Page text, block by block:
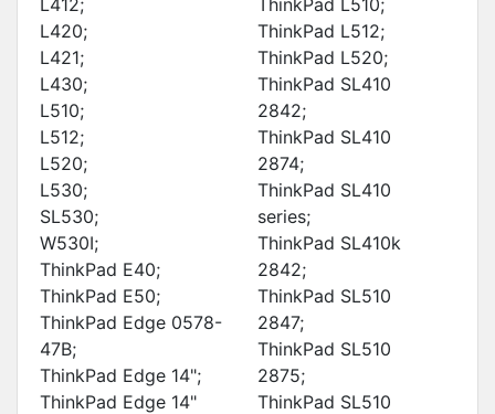
L412;
L420;
L421;
L430;
L510;
L512;
L520;
L530;
SL530;
W530I;
ThinkPad E40;
ThinkPad E50;
ThinkPad Edge 0578-
47B;
ThinkPad Edge 14";
ThinkPad Edge 14"
ThinkPad L510;
ThinkPad L512;
ThinkPad L520;
ThinkPad SL410
2842;
ThinkPad SL410
2874;
ThinkPad SL410
series;
ThinkPad SL410k
2842;
ThinkPad SL510
2847;
ThinkPad SL510
2875;
ThinkPad SL510